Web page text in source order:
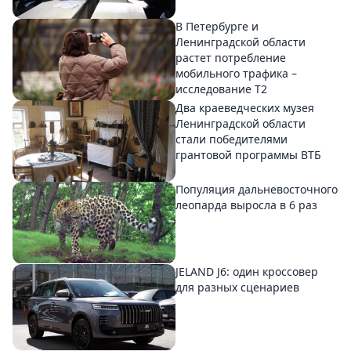
В Петербурге и
Ленинградской области
растет потребление
мобильного трафика –
исследование T2
Два краеведческих музея
Ленинградской области
стали победителями
грантовой программы ВТБ
Популяция дальневосточного
леопарда выросла в 6 раз
JELAND J6: один кроссовер
для разных сценариев